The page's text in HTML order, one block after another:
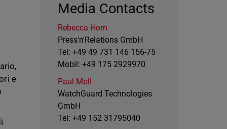
e
Media Contacts
Rebecca Horn
Press'n'Relations GmbH
Tel: +49 49 731 146 156-75
Mobil: +49 175 2929970
Paul Moll
WatchGuard Technologies
GmbH
Tel: +49 152 31795040